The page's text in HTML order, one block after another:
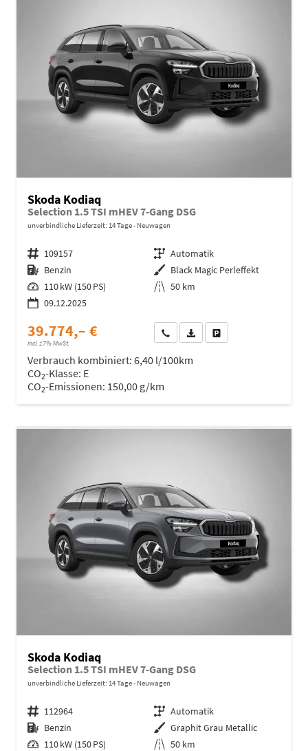
Skoda Kodiaq
Selection 1.5 TSI mHEV 7-Gang DSG
unverbindliche Lieferzeit: 14 Tage Neuwagen
Fahrzeugnr. 109157 Getriebe Automatik
Kraftstoff Benzin Außenfarbe Black Magic Perleffekt
Leistung 110 kW (150 PS) Kilometerstand 50 km
09.12.2025
39.774,– €
incl. 17% MwSt.
Wir rufen Sie anFahrzeugexposé (PDF)
Verbrauch kombiniert: 6,40 l/100km
CO2-Klasse: E
CO2-Emissionen: 150,00 g/km
Skoda Kodiaq
Selection 1.5 TSI mHEV 7-Gang DSG
unverbindliche Lieferzeit: 14 Tage Neuwagen
Fahrzeugnr. 112964 Getriebe Automatik
Kraftstoff Benzin Außenfarbe Graphit Grau Metallic
Leistung 110 kW (150 PS) Kilometerstand 50 km